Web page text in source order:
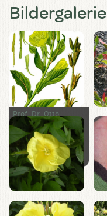
Bildergalerie
Prof. Dr. Otto
Wilhelm Thomé Flora
(www.biolib.de)
[Public domain, via
Wikimedia
Commons